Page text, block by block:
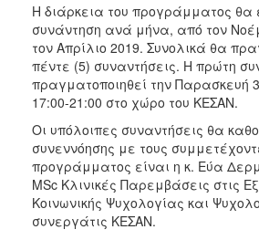
Η διάρκεια του προγράμματος θα
συνάντηση ανά μήνα, από τον
τον Απρίλιο 2019. Συνολικά θα
πέντε (5) συναντήσεις. Η πρώτη
πραγματοποιηθεί την Παρασκευή
17:00-21:00 στο χώρο του ΚΕΣΑΝ.
Οι υπόλοιπες συναντήσεις θα
συνεννόησης με τους
προγράμματος είναι η κ. Εύα
MSc Κλινικές Παρεμβάσεις στις
Κοινωνικής Ψυχολογίας και
συνεργάτις ΚΕΣΑΝ.